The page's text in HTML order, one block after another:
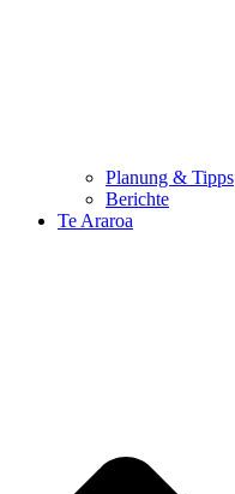
Planung & Tipps
Berichte
Te Araroa